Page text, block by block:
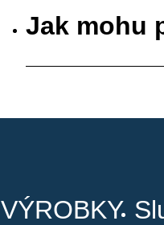
Jak mohu
VÝROBKY